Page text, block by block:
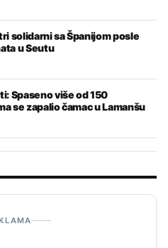
solidarni sa Španijom posle
u Seutu
Spaseno više od 150
se zapalio čamac u Lamanšu